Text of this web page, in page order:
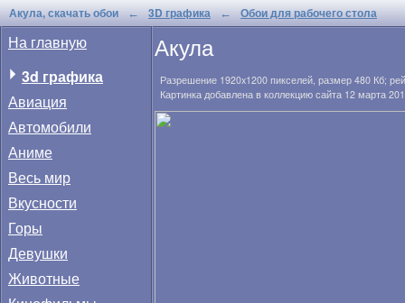
Акула, скачать обои ← 3D графика ← Обои для рабочего стола
На главную
3d графика
Авиация
Автомобили
Аниме
Весь мир
Вкусности
Горы
Девушки
Животные
Акула
Разрешение 1920x1200 пикселей, размер 480 Кб;
Картинка добавлена в коллекцию сайта 12 марта